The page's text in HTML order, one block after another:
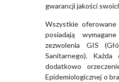
gwarancji jakości
Wszystkie
posiadają
zezwolenia GIS
Sanitarnego). Każda
dodatkowo
Epidemiologicznej o